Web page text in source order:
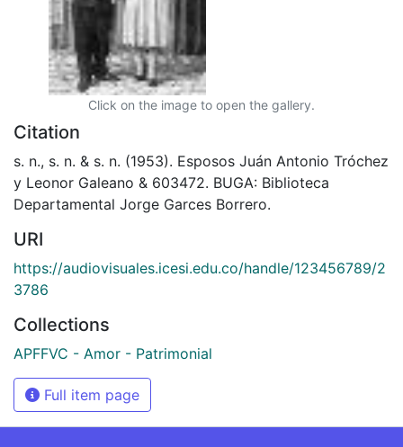
Click on the image to open the gallery.
Citation
s. n., s. n. & s. n. (1953). Esposos Juán Antonio Tróchez
y Leonor Galeano & 603472. BUGA: Biblioteca
Departamental Jorge Garces Borrero.
URI
https://audiovisuales.icesi.edu.co/handle/123456789/2
3786
Collections
APFFVC - Amor - Patrimonial
Full item page